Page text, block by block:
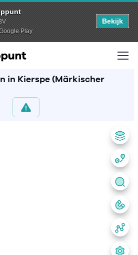
Play
Bekijk
in Kierspe (Märkischer